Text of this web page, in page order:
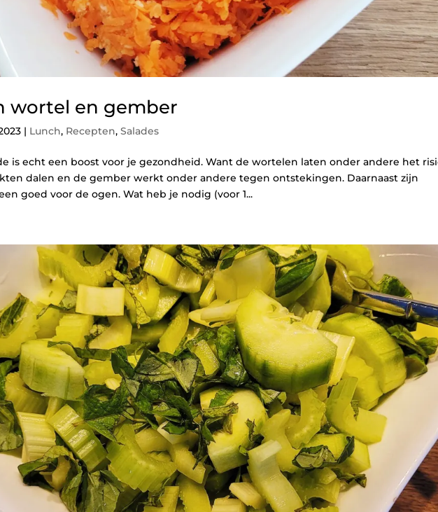
wortel en gember
| Lunch, Recepten,Salades
is echt een boost voor je gezondheid. Want de wortelen laten onder andere het
dalen en de gember werkt onder andere tegen ontstekingen. Daarnaast zijn
goed voor de ogen. Wat heb je nodig (voor 1...